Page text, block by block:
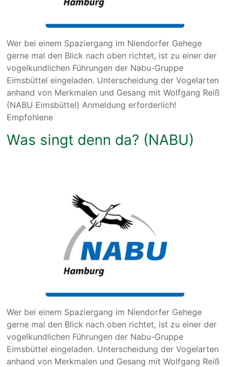
Wer bei einem Spaziergang im Niendorfer Gehege
gerne mal den Blick nach oben richtet, ist zu einer der
vogelkundlichen Führungen der Nabu-Gruppe
Eimsbüttel eingeladen. Unterscheidung der Vogelarten
anhand von Merkmalen und Gesang mit Wolfgang Reiß
(NABU Eimsbüttel) Anmeldung erforderlich!
Empfohlene
Was singt denn da? (NABU)
Wer bei einem Spaziergang im Niendorfer Gehege
gerne mal den Blick nach oben richtet, ist zu einer der
vogelkundlichen Führungen der Nabu-Gruppe
Eimsbüttel eingeladen. Unterscheidung der Vogelarten
anhand von Merkmalen und Gesang mit Wolfgang Reiß